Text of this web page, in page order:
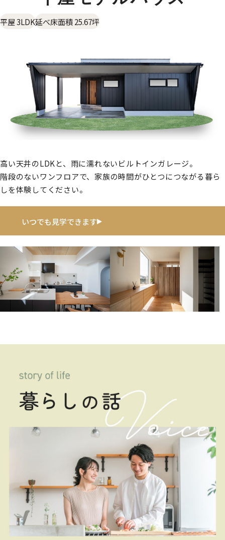
平屋 3LDK延べ床面積 25.67坪
高い天井のLDKと、雨に濡れないビルトインガレージ。
階段のないワンフロアで、家族の時間がひとつにつながる暮ら
しを体験してください。
いつでも見学できます